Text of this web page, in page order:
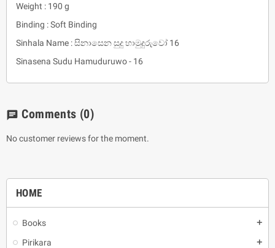
HOME
Books add
Pirikara add
Weight : 190 g
Binding : Soft Binding
Sinhala Name : සිනාසෙන සුදු හාමුදුරුවෝ 16
Sinasena Sudu Hamuduruwo - 16
chat Comments (0)
No customer reviews for the moment.